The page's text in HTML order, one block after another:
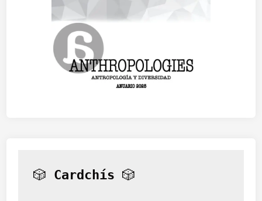
🎲 Cardchís 🎲